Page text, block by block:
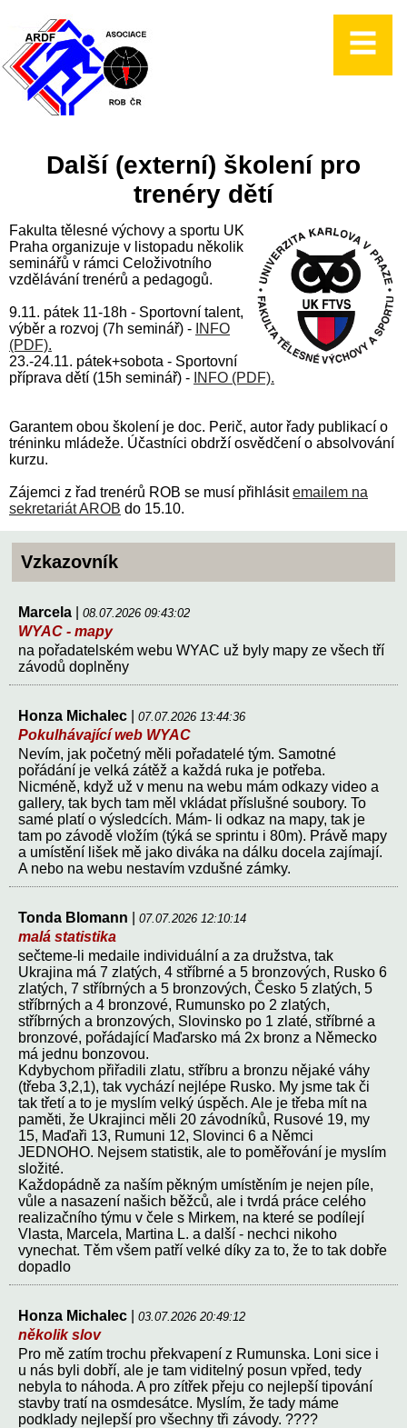
Další (externí) školení pro
trenéry dětí
Fakulta tělesné výchovy a sportu UK
Praha organizuje v listopadu několik
seminářů v rámci Celoživotního
vzdělávání trenérů a pedagogů.
9.11. pátek 11-18h - Sportovní talent,
výběr a rozvoj (7h seminář) - INFO
(PDF).
23.-24.11. pátek+sobota - Sportovní
příprava dětí (15h seminář) - INFO (PDF).
Garantem obou školení je doc. Perič, autor řady publikací o
tréninku mládeže. Účastníci obdrží osvědčení o absolvování
kurzu.
Zájemci z řad trenérů ROB se musí přihlásitemailem na
sekretariát AROB do 15.10.
Vzkazovník
Marcela 08.07.2026 09:43:02
WYAC - mapy
na pořadatelském webu WYAC už byly mapy ze všech tří
závodů doplněny
Honza Michalec 07.07.2026 13:44:36
Pokulhávající web WYAC
Nevím, jak početný měli pořadatelé tým. Samotné
pořádání je velká zátěž a každá ruka je potřeba.
Nicméně, když už v menu na webu mám odkazy video a
gallery, tak bych tam měl vkládat příslušné soubory. To
samé platí o výsledcích. Mám- li odkaz na mapy, tak je
tam po závodě vložím (týká se sprintu i 80m). Právě mapy
a umístění lišek mě jako diváka na dálku docela zajímají.
A nebo na webu nestavím vzdušné zámky.
Tonda Blomann 07.07.2026 12:10:14
malá statistika
sečteme-li medaile individuální a za družstva, tak
Ukrajina má 7 zlatých, 4 stříbrné a 5 bronzových, Rusko 6
zlatých, 7 stříbrných a 5 bronzových, Česko 5 zlatých, 5
stříbrných a 4 bronzové, Rumunsko po 2 zlatých,
stříbrných a bronzových, Slovinsko po 1 zlaté, stříbrné a
bronzové, pořádající Maďarsko má 2x bronz a Německo
má jednu bonzovou.
Kdybychom přiřadili zlatu, stříbru a bronzu nějaké váhy
(třeba 3,2,1), tak vychází nejlépe Rusko. My jsme tak či
tak třetí a to je myslím velký úspěch. Ale je třeba mít na
paměti, že Ukrajinci měli 20 závodníků, Rusové 19, my
15, Maďaři 13, Rumuni 12, Slovinci 6 a Němci
JEDNOHO. Nejsem statistik, ale to poměřování je myslím
složité.
Každopádně za naším pěkným umístěním je nejen píle,
vůle a nasazení našich běžců, ale i tvrdá práce celého
realizačního týmu v čele s Mirkem, na které se podílejí
Vlasta, Marcela, Martina L. a další - nechci nikoho
vynechat. Těm všem patří velké díky za to, že to tak dobře
dopadlo
Honza Michalec 03.07.2026 20:49:12
několik slov
Pro mě zatím trochu překvapení z Rumunska. Loni sice i
u nás byli dobří, ale je tam viditelný posun vpřed, tedy
nebyla to náhoda. A pro zítřek přeju co nejlepší tipování
stavby tratí na osmdesátce. Myslím, že tady máme
podklady nejlepší pro všechny tři závody. ????